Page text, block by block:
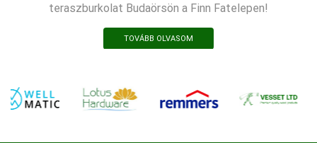
teraszburkolat Budaörsön a Finn Fatelepen!
TOVÁBB OLVASOM